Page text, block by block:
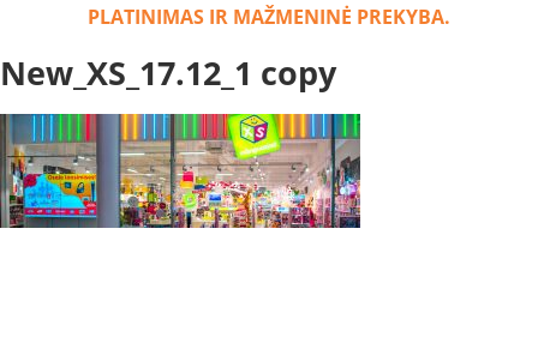
PLATINIMAS IR MAŽMENINĖ PREKYBA.
New_XS_17.12_1 copy